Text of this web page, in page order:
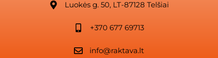
Luokės g. 50, LT-87128 Telšiai
+370 677 69713
info@raktava.lt